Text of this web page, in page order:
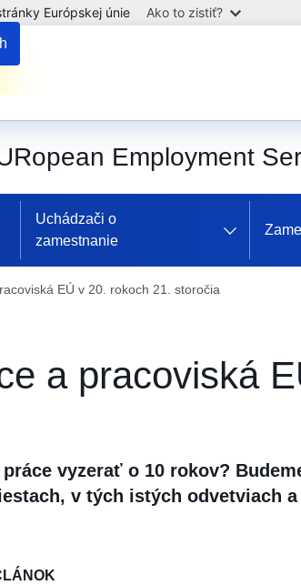
Európskej únie Ako to zistiť?
Employment
Uchádzači o
zamestnanie
EÚ v 20. rokoch 21. storočia
a pracoviská
vyzerať o 10 rokov?
v tých istých odvetviach